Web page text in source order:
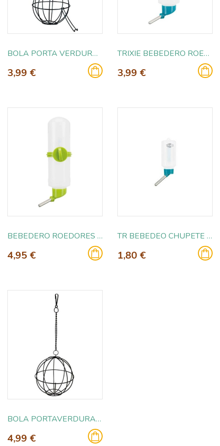
BOLA PORTA VERDURAS GALVANIZADA
3,99 €
TRIXIE BEBEDERO ROEDORES CON GANCHO 250ML
3,99 €
BEBEDERO ROEDORES CON GANCHO 500ML
4,95 €
TR BEBEDEO CHUPETE ROEDOR 100ML
1,80 €
BOLA PORTAVERDURA ZINCADA 12CM
4,99 €